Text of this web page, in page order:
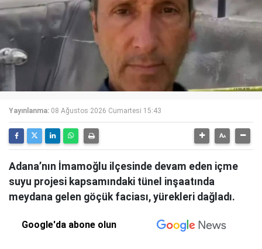
Yayınlanma: 08 Ağustos 2026 Cumartesi 15:43
Adana’nın İmamoğlu ilçesinde devam eden içme
suyu projesi kapsamındaki tünel inşaatında
meydana gelen göçük faciası, yürekleri dağladı.
Google'da abone olun